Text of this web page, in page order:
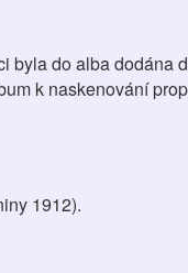
byla do alba dodána
k naskenování
1912).